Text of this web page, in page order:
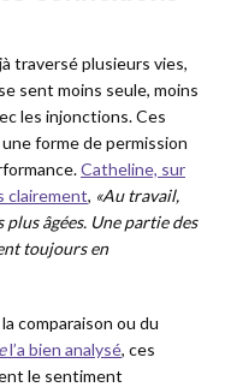
traversé plusieurs vies,
sent moins seule, moins
les injonctions. Ces
forme de permission
Catheline, sur
clairement, «Au travail,
âgées. Une partie des
toujours en
comparaison ou du
l’a bien analysé, ces
le sentiment